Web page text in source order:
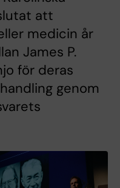
att
medicin år
James P.
för deras
genom